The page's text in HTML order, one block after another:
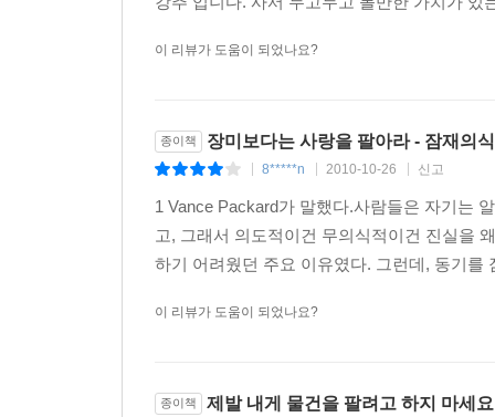
3. 위스키는 개인적인 술이자 신분의 상징이다
6. 커피는 삶의 활력소이다
7. 홍차는 마음의 갈증까지 씻어준다
Chapter 9 금융 유통
2. 생명보험은 불멸을 파는 것
5. 충동구매는 황홀 상태에서 일어난다
이 리뷰가 도움이 되었나요?
종이책 장미보다는 사랑을 팔아라 - 잠재의
8*****n 2010-10-26 신고
1 Vance Packard가 말했다.사람들은 자기는
고, 그래서 의도적이건 무의식적이건 진실을
하기 어려웠던 주요 이유였다. 그런데, 동기
이 리뷰가 도움이 되었나요?
종이책 제발 내게 물건을 팔려고 하지 마세